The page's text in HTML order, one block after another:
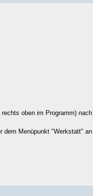
oben im Programm)
Menüpunkt "Werkstatt"